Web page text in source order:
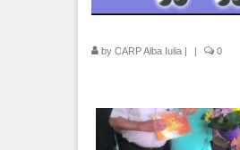
by CARP Alba Iulia | | 0